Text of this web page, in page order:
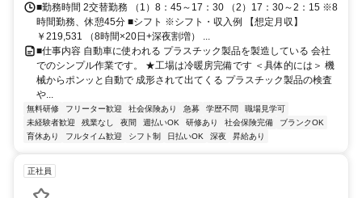
■勤務時間 2交替勤務 （1）8：45～17：30 （2）17：30～2：15 ※8
時間勤務、休憩45分 ■シフト ※シフト・収入例 【想定月収】
￥219,531 （8時間×20日+深夜割増） ...
■仕事内容 自動車に使われる プラスチック製品を製造している 会社
でのシンプル作業です。 ★工場は冷暖房完備です ＜具体的には＞ 機
械からポンッと自動で 成形されて出てくる プラスチック製品の検査
や...
無料研修 フリーター歓迎 社会保険あり 急募 学歴不問
職場見学可
未経験者歓迎
残業なし 夜間 週払いOK 研修あり 社会保険完備
ブランクOK
育休あり
フルタイム歓迎 シフト制 日払いOK 深夜 昇給あり
正社員